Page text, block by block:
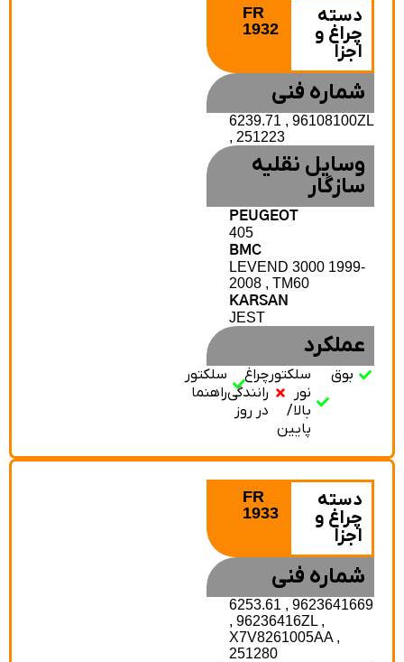
دسته
چراغ و
1932
شماره فنی
6239.71 , 96108100ZL
, 251223
وسایل نقلیه
سازگار
PEUGEOT
BMC
LEVEND 3000 1999-
2008 , TM60
KARSAN
JEST
عملکرد
بوق
سلکتور
نور
بالا/
پایین
چراغ
رانندگی
در روز
سلکتور
راهنما
دسته
چراغ و
1933
شماره فنی
6253.61 , 9623641669
, 96236416ZL ,
X7V8261005AA ,
251280